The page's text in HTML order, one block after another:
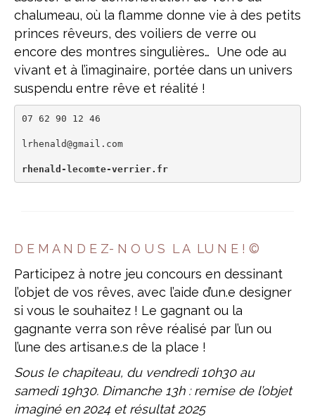
chalumeau, où la flamme donne vie à des petits
princes rêveurs, des voiliers de verre ou
encore des montres singulières… Une ode au
vivant et à l’imaginaire, portée dans un univers
suspendu entre rêve et réalité !
07 62 90 12 46
lrhenald@gmail.com
rhenald-lecomte-verrier.fr
D E M A N D E Z- N O U S L A LU N E ! ©
Participez à notre jeu concours en dessinant
l’objet de vos rêves, avec l’aide d’un.e designer
si vous le souhaitez ! Le gagnant ou la
gagnante verra son rêve réalisé par l’un ou
l’une des artisan.e.s de la place !
Sous le chapiteau, du vendredi 10h30 au
samedi 19h30. Dimanche 13h : remise de l’objet
imaginé en 2024 et résultat 2025